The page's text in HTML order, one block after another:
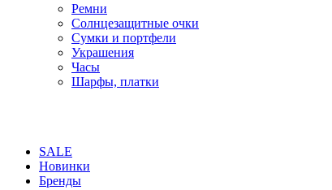
Ремни
Солнцезащитные очки
Сумки и портфели
Украшения
Часы
Шарфы, платки
SALE
Новинки
Бренды